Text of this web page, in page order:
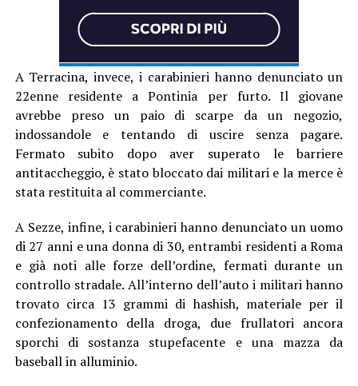
A Terracina, invece, i carabinieri hanno denunciato un
22enne residente a Pontinia per furto. Il giovane
avrebbe preso un paio di scarpe da un negozio,
indossandole e tentando di uscire senza pagare.
Fermato subito dopo aver superato le barriere
antitaccheggio, è stato bloccato dai militari e la merce è
stata restituita al commerciante.
A Sezze, infine, i carabinieri hanno denunciato un uomo
di 27 anni e una donna di 30, entrambi residenti a Roma
e già noti alle forze dell’ordine, fermati durante un
controllo stradale. All’interno dell’auto i militari hanno
trovato circa 13 grammi di hashish, materiale per il
confezionamento della droga, due frullatori ancora
sporchi di sostanza stupefacente e una mazza da
baseball in alluminio.